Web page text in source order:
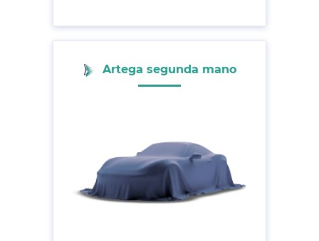
Artega segunda mano